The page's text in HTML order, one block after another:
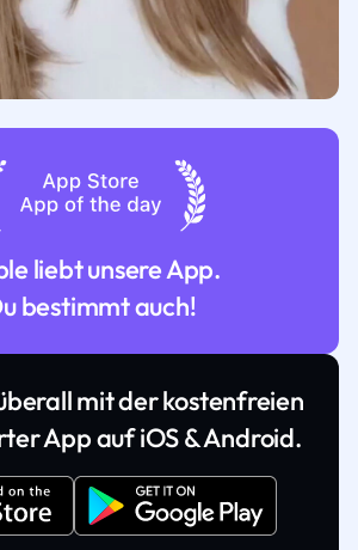
liebt unsere App.
bestimmt auch!
mit der kostenfreien
App auf iOS & Android.